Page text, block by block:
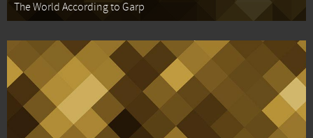
The World According to Garp